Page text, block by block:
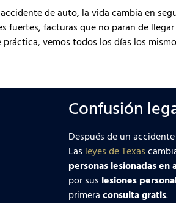
de auto, la vida cambia en
fuertes, facturas que no paran de
vemos todos los días los
Confusión
Después de un
Las leyes de Texas
personas lesionadas en
por sus lesiones
primera consulta gratis.